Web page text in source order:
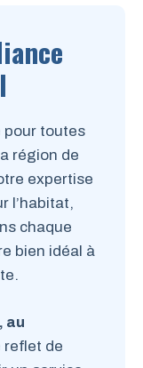
pour toutes
région de
expertise
l’habitat,
chaque
bien idéal à
au
reflet de